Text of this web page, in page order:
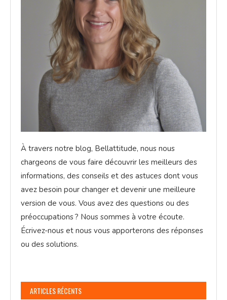
À travers notre blog, Bellattitude, nous nous
chargeons de vous faire découvrir les meilleurs des
informations, des conseils et des astuces dont vous
avez besoin pour changer et devenir une meilleure
version de vous. Vous avez des questions ou des
préoccupations ? Nous sommes à votre écoute.
Écrivez-nous et nous vous apporterons des réponses
ou des solutions.
ARTICLES RÉCENTS